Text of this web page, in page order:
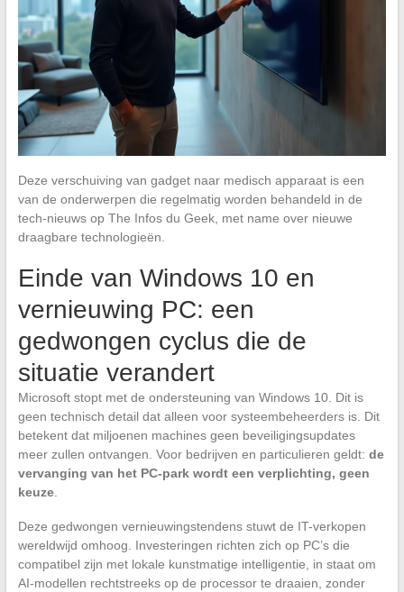
Deze verschuiving van gadget naar medisch apparaat is een
van de onderwerpen die regelmatig worden behandeld in de
tech-nieuws op The Infos du Geek, met name over nieuwe
draagbare technologieën.
Einde van Windows 10 en
vernieuwing PC: een
gedwongen cyclus die de
situatie verandert
Microsoft stopt met de ondersteuning van Windows 10. Dit is
geen technisch detail dat alleen voor systeembeheerders is. Dit
betekent dat miljoenen machines geen beveiligingsupdates
meer zullen ontvangen. Voor bedrijven en particulieren geldt: de
vervanging van het PC-park wordt een verplichting, geen
keuze.
Deze gedwongen vernieuwingstendens stuwt de IT-verkopen
wereldwijd omhoog. Investeringen richten zich op PC’s die
compatibel zijn met lokale kunstmatige intelligentie, in staat om
AI-modellen rechtstreeks op de processor te draaien, zonder